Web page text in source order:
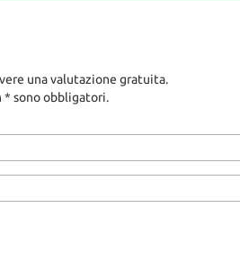
una valutazione gratuita.
* sono obbligatori.